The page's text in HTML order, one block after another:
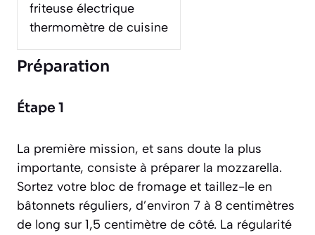
friteuse électrique
thermomètre de cuisine
Préparation
Étape 1
La première mission, et sans doute la plus
importante, consiste à préparer la mozzarella.
Sortez votre bloc de fromage et taillez-le en
bâtonnets réguliers, d’environ 7 à 8 centimètres
de long sur 1,5 centimètre de côté. La régularité